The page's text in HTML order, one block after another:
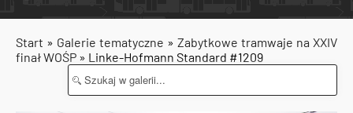
Start » Galerie tematyczne » Zabytkowe tramwaje na XXIV
finał WOŚP » Linke-Hofmann Standard #1209